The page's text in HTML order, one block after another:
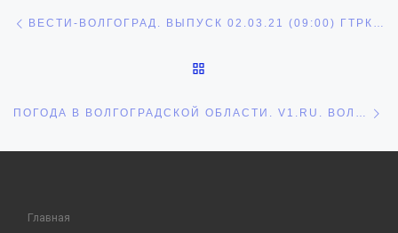
Навигация по записям ВЕСТИ-ВОЛГОГРАД. ВЫПУСК 02.03.21 (09:00) ГТРК «ВОЛГОГРАД-ТРВ». «ВОЛГОГРАД 24»
Главная